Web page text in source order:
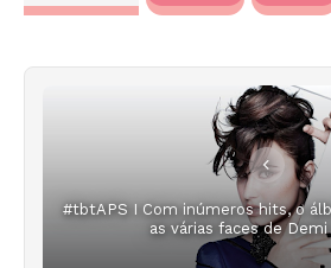
#tbtAPS I Com inúmeros hits, o
as várias faces de